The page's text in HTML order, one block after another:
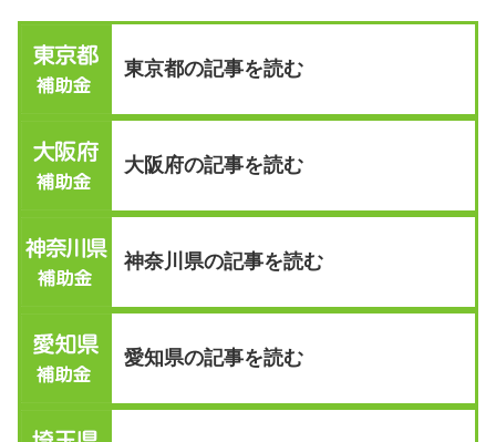
東京都の記事を読む
大阪府の記事を読む
神奈川県の記事を読む
愛知県の記事を読む